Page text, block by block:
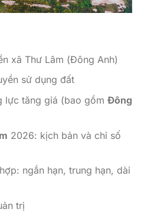
xã Thư Lâm (Đông Anh)
sử dụng đất
lực tăng giá (bao gồm Đông
2026: kịch bản và chỉ số
ngắn hạn, trung hạn, dài
trị